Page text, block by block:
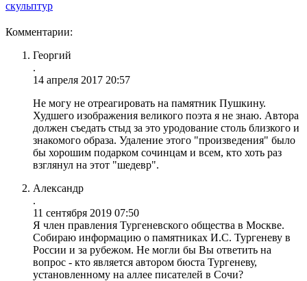
скульптур
Комментарии:
Георгий
.
14 апреля 2017 20:57
Не могу не отреагировать на памятник Пушкину.
Худшего изображения великого поэта я не знаю. Автора
должен съедать стыд за это уродование столь близкого и
знакомого образа. Удаление этого "произведения" было
бы хорошим подарком сочинцам и всем, кто хоть раз
взглянул на этот "шедевр".
Александр
.
11 сентября 2019 07:50
Я член правления Тургеневского общества в Москве.
Собираю информацию о памятниках И.С. Тургеневу в
России и за рубежом. Не могли бы Вы ответить на
вопрос - кто является автором бюста Тургеневу,
установленному на аллее писателей в Сочи?